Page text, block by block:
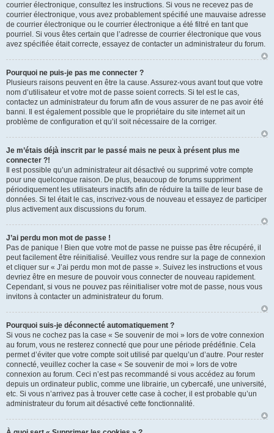
courrier électronique, consultez les instructions. Si vous ne recevez pas de
courrier électronique, vous avez probablement spécifié une mauvaise adresse
de courrier électronique ou le courrier électronique a été filtré en tant que
pourriel. Si vous êtes certain que l’adresse de courrier électronique que vous
avez spécifiée était correcte, essayez de contacter un administrateur du forum.
Pourquoi ne puis-je pas me connecter ?
Plusieurs raisons peuvent en être la cause. Assurez-vous avant tout que votre
nom d’utilisateur et votre mot de passe soient corrects. Si tel est le cas,
contactez un administrateur du forum afin de vous assurer de ne pas avoir été
banni. Il est également possible que le propriétaire du site internet ait un
problème de configuration et qu’il soit nécessaire de la corriger.
Je m’étais déjà inscrit par le passé mais ne peux à présent plus me
connecter ?!
Il est possible qu’un administrateur ait désactivé ou supprimé votre compte
pour une quelconque raison. De plus, beaucoup de forums suppriment
périodiquement les utilisateurs inactifs afin de réduire la taille de leur base de
données. Si tel était le cas, inscrivez-vous de nouveau et essayez de participer
plus activement aux discussions du forum.
J’ai perdu mon mot de passe !
Pas de panique ! Bien que votre mot de passe ne puisse pas être récupéré, il
peut facilement être réinitialisé. Veuillez vous rendre sur la page de connexion
et cliquer sur « J’ai perdu mon mot de passe ». Suivez les instructions et vous
devriez être en mesure de pouvoir vous connecter de nouveau rapidement.
Cependant, si vous ne pouvez pas réinitialiser votre mot de passe, nous vous
invitons à contacter un administrateur du forum.
Pourquoi suis-je déconnecté automatiquement ?
Si vous ne cochez pas la case « Se souvenir de moi » lors de votre connexion
au forum, vous ne resterez connecté que pour une période prédéfinie. Cela
permet d’éviter que votre compte soit utilisé par quelqu’un d’autre. Pour rester
connecté, veuillez cocher la case « Se souvenir de moi » lors de votre
connexion au forum. Ceci n’est pas recommandé si vous accédez au forum
depuis un ordinateur public, comme une librairie, un cybercafé, une université,
etc. Si vous n’arrivez pas à trouver cette case à cocher, il est probable qu’un
administrateur du forum ait désactivé cette fonctionnalité.